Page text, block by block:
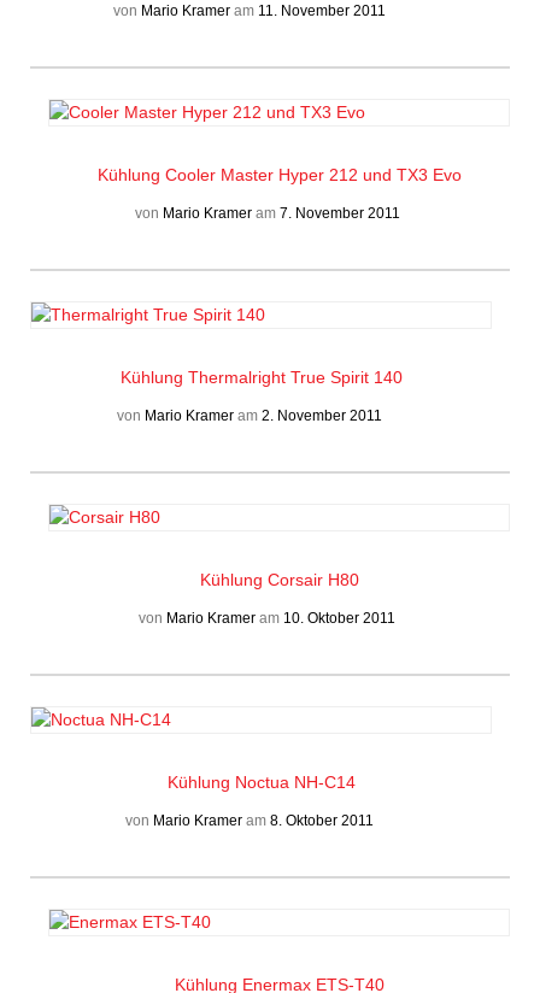
von Mario Krameram 11. November 2011
Kühlung Cooler Master Hyper 212 und TX3 Evo
von Mario Krameram 7. November 2011
Kühlung Thermalright True Spirit 140
von Mario Krameram 2. November 2011
Kühlung Corsair H80
von Mario Kramer am 10. Oktober 2011
Kühlung Noctua NH-C14
von Mario Krameram 8. Oktober 2011
Kühlung Enermax ETS-T40